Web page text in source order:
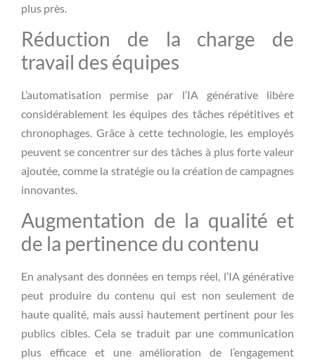
plus près.
Réduction de la charge de
travail des équipes
L’automatisation permise par l’IA générative libère
considérablement les équipes des tâches répétitives et
chronophages. Grâce à cette technologie, les employés
peuvent se concentrer sur des tâches à plus forte valeur
ajoutée, comme la stratégie ou la création de campagnes
innovantes.
Augmentation de la qualité et
de la pertinence du contenu
En analysant des données en temps réel, l’IA générative
peut produire du contenu qui est non seulement de
haute qualité, mais aussi hautement pertinent pour les
publics cibles. Cela se traduit par une communication
plus efficace et une amélioration de l’engagement